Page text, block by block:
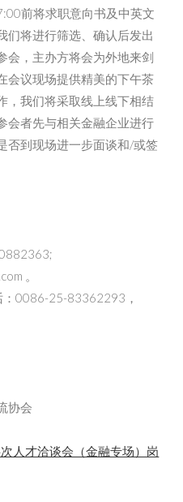
前将求职意向书及中英文
们将进行筛选、确认后发出
会，主办方将会为外地来剑
会议现场提供精美的下午茶
，我们将采取线上线下相结
会者先与相关金融企业进行
否到现场进一步面谈和/或签
。
0086-25-83362293，
协会
人才洽谈会（金融专场）岗